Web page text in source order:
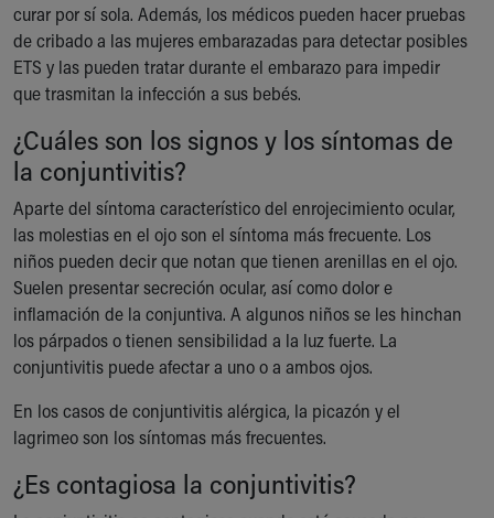
curar por sí sola. Además, los médicos pueden hacer pruebas
de cribado a las mujeres embarazadas para detectar posibles
ETS y las pueden tratar durante el embarazo para impedir
que trasmitan la infección a sus bebés.
¿Cuáles son los signos y los síntomas de
la conjuntivitis?
Aparte del síntoma característico del enrojecimiento ocular,
las molestias en el ojo son el síntoma más frecuente. Los
niños pueden decir que notan que tienen arenillas en el ojo.
Suelen presentar secreción ocular, así como dolor e
inflamación de la conjuntiva. A algunos niños se les hinchan
los párpados o tienen sensibilidad a la luz fuerte. La
conjuntivitis puede afectar a uno o a ambos ojos.
En los casos de conjuntivitis alérgica, la picazón y el
lagrimeo son los síntomas más frecuentes.
¿Es contagiosa la conjuntivitis?